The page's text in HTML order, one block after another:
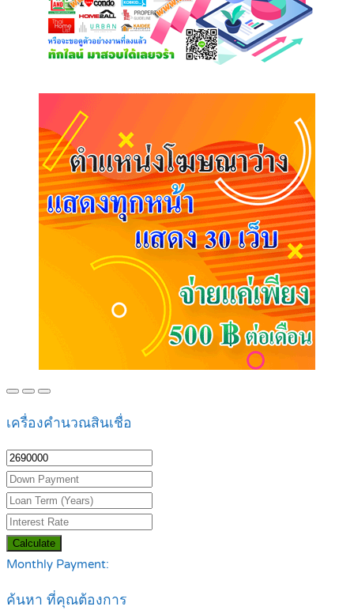
เครื่องคำนวณสินเชื่อ
Calculate
Monthly Payment:
ค้นหา ที่คุณต้องการ